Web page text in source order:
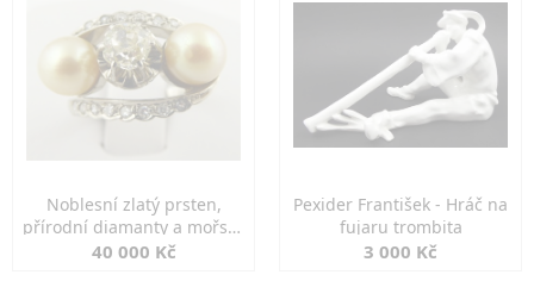
Noblesní zlatý prsten,
přírodní diamanty a mořské
perly
40 000 Kč
Pexider František - Hráč na
fujaru trombita
3 000 Kč